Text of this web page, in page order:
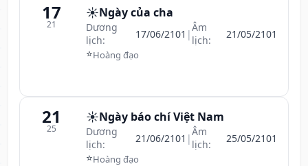
17
21
☀️Ngày của cha
Dương
lịch:
17/06/2101 |Âm
lịch:
21/05/2101
⭐Hoàng đạo
21
25
☀️Ngày báo chí Việt Nam
Dương
lịch:
21/06/2101 |Âm
lịch:
25/05/2101
⭐Hoàng đạo